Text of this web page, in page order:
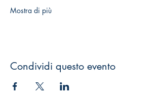
Mostra di più
Condividi questo evento